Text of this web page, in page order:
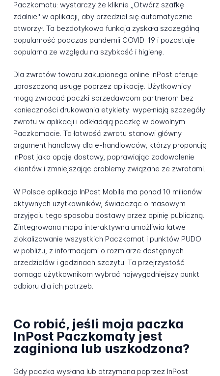
Paczkomatu: wystarczy że kliknie „Otwórz szafkę
zdalnie" w aplikacji, aby przedział się automatycznie
otworzył. Ta bezdotykowa funkcja zyskała szczególną
popularność podczas pandemii COVID-19 i pozostaje
popularna ze względu na szybkość i higienę.
Dla zwrotów towaru zakupionego online InPost oferuje
uproszczoną usługę poprzez aplikację. Użytkownicy
mogą zwracać paczki sprzedawcom partnerom bez
konieczności drukowania etykiety: wypełniają szczegóły
zwrotu w aplikacji i odkładają paczkę w dowolnym
Paczkomacie. Ta łatwość zwrotu stanowi główny
argument handlowy dla e-handlowców, którzy proponują
InPost jako opcję dostawy, poprawiając zadowolenie
klientów i zmniejszając problemy związane ze zwrotami.
W Polsce aplikacja InPost Mobile ma ponad 10 milionów
aktywnych użytkowników, świadcząc o masowym
przyjęciu tego sposobu dostawy przez opinię publiczną.
Zintegrowana mapa interaktywna umożliwia łatwe
zlokalizowanie wszystkich Paczkomat i punktów PUDO
w pobliżu, z informacjami o rozmiarze dostępnych
przedziałów i godzinach szczytu. Ta przejrzystość
pomaga użytkownikom wybrać najwygodniejszy punkt
odbioru dla ich potrzeb.
Co robić, jeśli moja paczka
InPost Paczkomaty jest
zaginiona lub uszkodzona?
Gdy paczka wysłana lub otrzymana poprzez InPost